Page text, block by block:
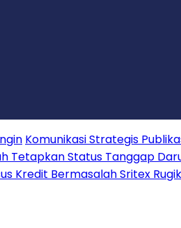
Komunikasi Strategis
Tetapkan Status Tanggap
Kredit Bermasalah Sritex